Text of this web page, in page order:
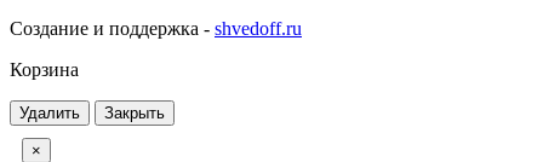
Создание и поддержка - shvedoff.ru
Корзина
Удалить Закрыть
×